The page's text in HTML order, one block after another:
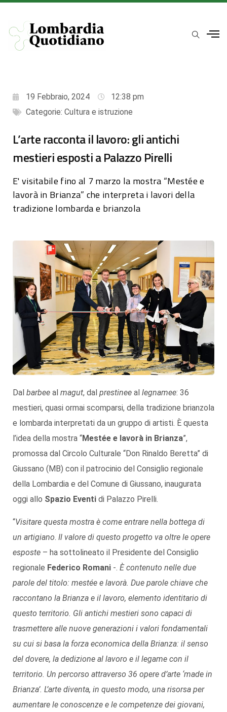
19 Febbraio, 2024
12:38 pm
Categorie: Cultura e istruzione
L’arte racconta il lavoro: gli antichi
mestieri esposti a Palazzo Pirelli
E' visitabile fino al 7 marzo la mostra “Mestée e
lavorà in Brianza” che interpreta i lavori della
tradizione lombarda e brianzola
Dal barbee al magut, dal prestinee al legnamee: 36
mestieri, quasi ormai scomparsi, della tradizione brianzola
e lombarda interpretati da un gruppo di artisti. È questa
l’idea della mostra “Mestée e lavorà in Brianza”,
promossa dal Circolo Culturale “Don Rinaldo Beretta” di
Giussano (MB) con il patrocinio del Consiglio regionale
della Lombardia e del Comune di Giussano, inaugurata
oggi allo Spazio Eventi di Palazzo Pirelli.
“Visitare questa mostra è come entrare nella bottega di
un artigiano. Il valore di questo progetto va oltre le opere
esposte – ha sottolineato il Presidente del Consiglio
regionale Federico Romani -. È contenuto nelle due
parole del titolo: mestée e lavorà. Due parole chiave che
raccontano la Brianza e il lavoro, elemento identitario di
questo territorio. Gli antichi mestieri sono capaci di
trasmettere alle nuove generazioni i valori fondamentali
su cui si basa la forza economica della Brianza: il senso
del dovere, la dedizione al lavoro e il legame con il
territorio. Un percorso attraverso 36 opere d’arte ‘made in
Brianza’. L’arte diventa, in questo modo, una risorsa per
aumentare le conoscenze e le competenze dei giovani,